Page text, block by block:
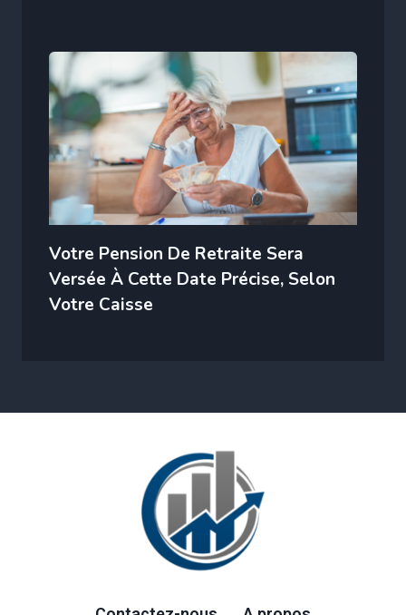
Votre Pension De Retraite Sera
Versée À Cette Date Précise, Selon
Votre Caisse